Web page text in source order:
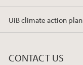
UiB climate action plan
CONTACT US